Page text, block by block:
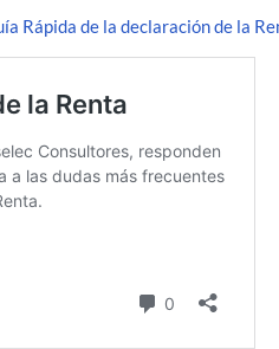
Rápida de la declaración de la